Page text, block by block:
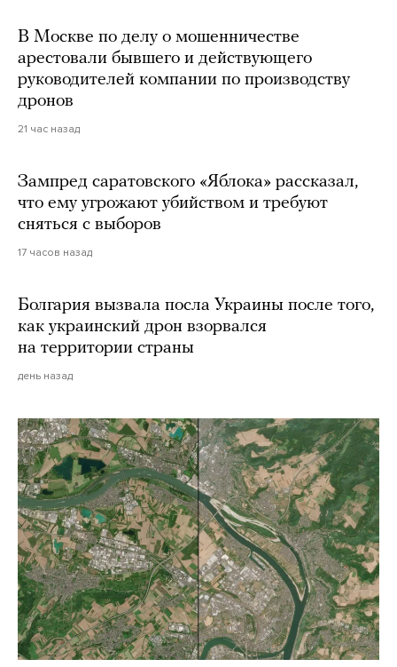
В Москве по делу о мошенничестве
арестовали бывшего и действующего
руководителей компании по производству
дронов
21 час назад
Зампред саратовского «Яблока» рассказал,
что ему угрожают убийством и требуют
сняться с выборов
17 часов назад
Болгария вызвала посла Украины после того,
как украинский дрон взорвался
на территории страны
день назад